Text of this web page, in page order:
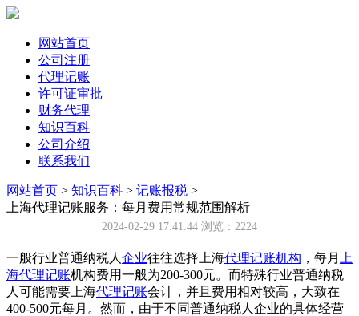
网站首页
公司注册
代理记账
许可证审批
财务代理
知识百科
公司介绍
联系我们
网站首页 > 知识百科 > 记账报税 >
上海代理记账服务：每月费用常规范围解析
2024-02-29 17:41:44 浏览：2224
一般行业普通纳税人 企业往往选择上海代理记账机构 ，每月
上
海代理记账机构费用一般为200-300元。而特殊行业普通纳税
人可能需要上海代理记账会计，并且费用相对较高，大致在
400-500元每月。然而，由于不同普通纳税人企业的具体经营